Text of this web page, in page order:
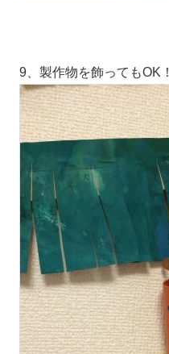
9、製作物を飾ってもOK！